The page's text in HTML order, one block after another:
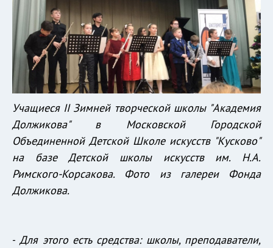
Учащиеся II Зимней творческой школы "Академия
Должикова" в Московской Городской
Объединенной Детской Школе искусств "Кусково"
на базе Детской школы искусств им. Н.А.
Римского-Корсакова. Фото из галереи Фонда
Должикова.
-Для этого есть средства: школы, преподаватели,